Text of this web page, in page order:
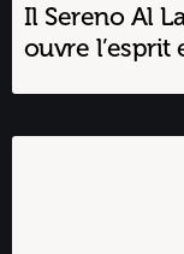
Il Sereno Al
ouvre l’esprit